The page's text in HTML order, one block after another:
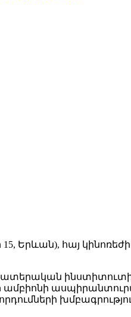
15, Երևան), հայ
ասպիրանտուրան։